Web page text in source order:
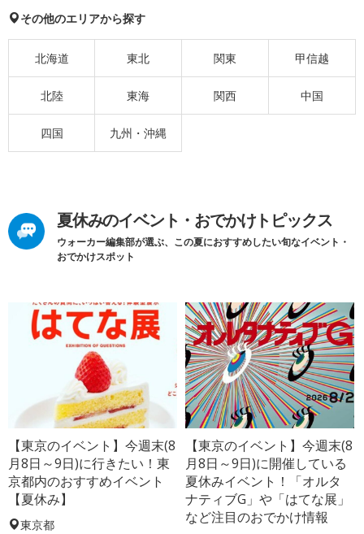
その他のエリアから探す
北海道 東北 関東 甲信越
北陸 東海 関西 中国
四国 九州・沖縄
夏休みのイベント・おでかけトピックス
ウォーカー編集部が選ぶ、この夏におすすめしたい旬なイベント・
おでかけスポット
【東京のイベント】今週末(8
月8日～9日)に行きたい！東
京都内のおすすめイベント
【夏休み】
東京都
【東京のイベント】今週末(8
月8日～9日)に開催している
夏休みイベント！「オルタ
ナティブG」や「はてな展」
など注目のおでかけ情報